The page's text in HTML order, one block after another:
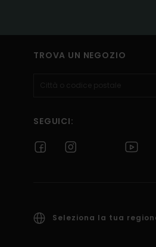
TROVA UN NEGOZIO
SEGUICI:
Seleziona la tua